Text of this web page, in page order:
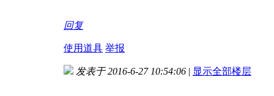
回复
使用道具 举报
发表于 2016-6-27 10:54:06 | 显示全部楼层